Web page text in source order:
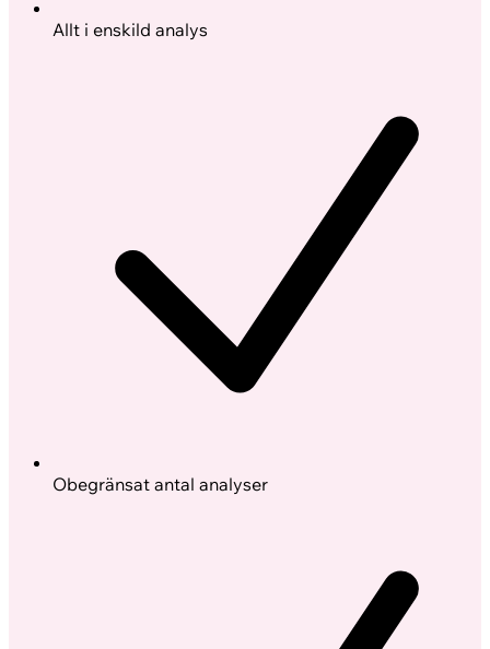
Allt i enskild analys
Obegränsat antal analyser